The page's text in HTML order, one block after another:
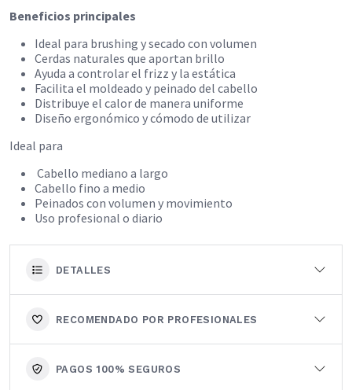
Beneficios principales
Ideal para brushing y secado con volumen
Cerdas naturales que aportan brillo
Ayuda a controlar el frizz y la estática
Facilita el moldeado y peinado del cabello
Distribuye el calor de manera uniforme
Diseño ergonómico y cómodo de utilizar
Ideal para
Cabello mediano a largo
Cabello fino a medio
Peinados con volumen y movimiento
Uso profesional o diario
DETALLES
RECOMENDADO POR PROFESIONALES
PAGOS 100% SEGUROS